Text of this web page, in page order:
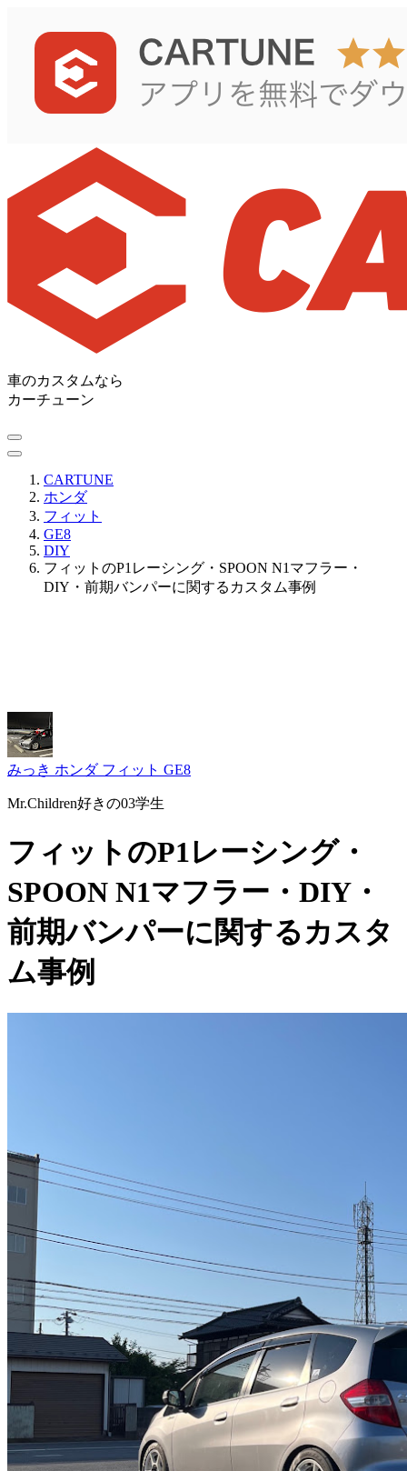
車のカスタムなら
カーチューン
CARTUNE
ホンダ
フィット
GE8
DIY
フィットのP1レーシング・SPOON N1マフラー・
DIY・前期バンパーに関するカスタム事例
みっき ホンダ フィット GE8
Mr.Children好きの03学生
フィットのP1レーシング・
SPOON N1マフラー・DIY・
前期バンパーに関するカスタ
ム事例